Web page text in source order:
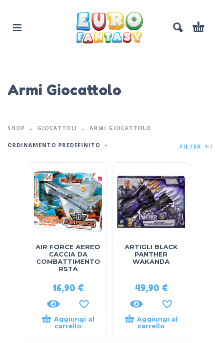
Armi Giocattolo
SHOP GIOCATTOLI ARMI GIOCATTOLO
ORDINAMENTO PREDEFINITO FILTER
AIR FORCE AEREO
CACCIA DA
COMBATTIMENTO
RSTA
16,90 €
Aggiungi al
carrello
ARTIGLI BLACK
PANTHER
WAKANDA
49,90 €
Aggiungi al
carrello